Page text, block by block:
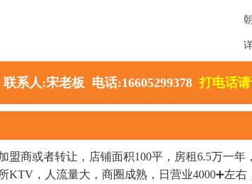
联系人:宋老板 电话:16605299378 打电话
盟商或者转让，店铺面积100平，房租6.5万一
KTV，人流量大，商圈成熟，日营业4000➕左